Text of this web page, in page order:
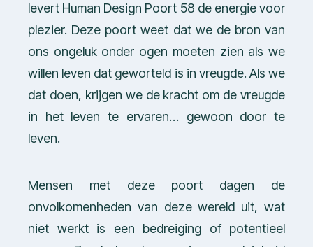
levert Human Design Poort 58 de energie voor
plezier. Deze poort weet dat we de bron van
ons ongeluk onder ogen moeten zien als we
willen leven dat geworteld is in vreugde. Als we
dat doen, krijgen we de kracht om de vreugde
in het leven te ervaren… gewoon door te
leven.
Mensen met deze poort dagen de
onvolkomenheden van deze wereld uit, wat
niet werkt is een bedreiging of potentieel